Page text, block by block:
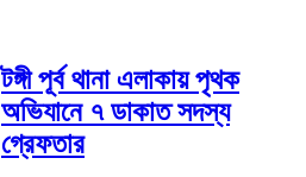
টঙ্গী পূর্ব থানা এলাকায় পৃথক
অভিযানে ৭ ডাকাত সদস্য
গ্রেফতার